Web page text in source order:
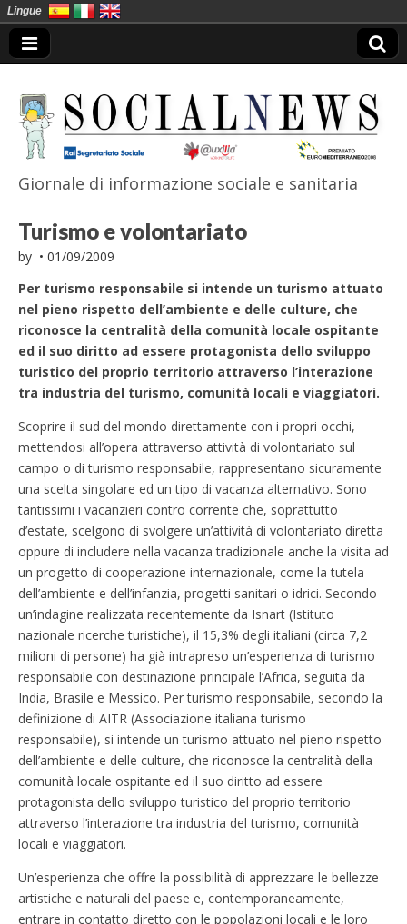
SocialNews
Giornale di informazione sociale e sanitaria
Turismo e volontariato
by • 01/09/2009
Per turismo responsabile si intende un turismo attuato
nel pieno rispetto dell’ambiente e delle culture, che
riconosce la centralità della comunità locale ospitante
ed il suo diritto ad essere protagonista dello sviluppo
turistico del proprio territorio attraverso l’interazione
tra industria del turismo, comunità locali e viaggiatori.
Scoprire il sud del mondo direttamente con i propri occhi,
mettendosi all’opera attraverso attività di volontariato sul
campo o di turismo responsabile, rappresentano sicuramente
una scelta singolare ed un tipo di vacanza alternativo. Sono
tantissimi i vacanzieri contro corrente che, soprattutto
d’estate, scelgono di svolgere un’attività di volontariato diretta
oppure di includere nella vacanza tradizionale anche la visita ad
un progetto di cooperazione internazionale, come la tutela
dell’ambiente e dell’infanzia, progetti sanitari o idrici. Secondo
un’indagine realizzata recentemente da Isnart (Istituto
nazionale ricerche turistiche), il 15,3% degli italiani (circa 7,2
milioni di persone) ha già intrapreso un’esperienza di turismo
responsabile con destinazione principale l’Africa, seguita da
India, Brasile e Messico. Per turismo responsabile, secondo la
definizione di AITR (Associazione italiana turismo
responsabile), si intende un turismo attuato nel pieno rispetto
dell’ambiente e delle culture, che riconosce la centralità della
comunità locale ospitante ed il suo diritto ad essere
protagonista dello sviluppo turistico del proprio territorio
attraverso l’interazione tra industria del turismo, comunità
locali e viaggiatori.
Un’esperienza che offre la possibilità di apprezzare le bellezze
artistiche e naturali del paese e, contemporaneamente,
entrare in contatto diretto con le popolazioni locali e le loro
Lingue